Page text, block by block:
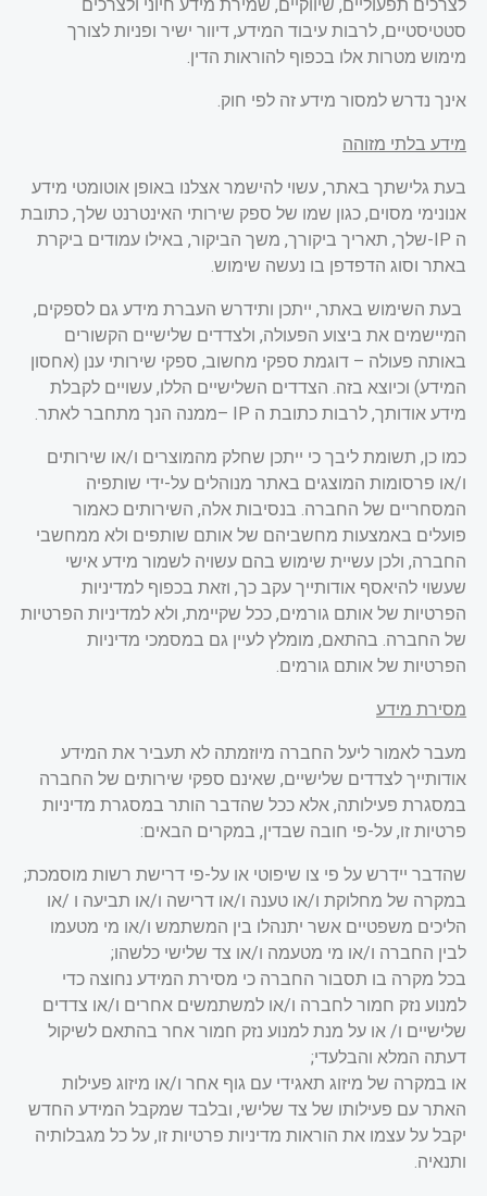
לצרכים תפעוליים, שיווקיים, שמירת מידע חיוני ולצרכים
סטטיסטיים, לרבות עיבוד המידע, דיוור ישיר ופניות לצורך
מימוש מטרות אלו בכפוף להוראות הדין.
אינך נדרש למסור מידע זה לפי חוק.
מידע בלתי מזוהה
בעת גלישתך באתר, עשוי להישמר אצלנו באופן אוטומטי מידע
אנונימי מסוים, כגון שמו של ספק שירותי האינטרנט שלך, כתובת
ה -IPשלך, תאריך ביקורך, משך הביקור, באילו עמודים ביקרת
באתר וסוג הדפדפן בו נעשה שימוש.
בעת השימוש באתר, ייתכן ותידרש העברת מידע גם לספקים,
המיישמים את ביצוע הפעולה,ולצדדים שלישיים הקשורים
באותה פעולה – דוגמת ספקי מחשוב, ספקי שירותי ענן (אחסון
המידע) וכיוצא בזה. הצדדים השלישיים הללו, עשויים לקבלת
מידע אודותך, לרבות כתובת ה – IPממנה הנך מתחבר לאתר.
כמו כן, תשומת ליבך כי ייתכן שחלק מהמוצרים ו/או שירותים
ו/או פרסומות המוצגים באתר מנוהלים על-ידי שותפיה
המסחריים של החברה. בנסיבות אלה, השירותים כאמור
פועלים באמצעות מחשביהם של אותם שותפים ולא ממחשבי
החברה, ולכן עשיית שימוש בהם עשויה לשמור מידע אישי
שעשוי להיאסף אודותייך עקב כך, וזאת בכפוף למדיניות
הפרטיות של אותם גורמים, ככל שקיימת, ולא למדיניות הפרטיות
של החברה. בהתאם, מומלץ לעיין גם במסמכי מדיניות
הפרטיות של אותם גורמים.
מסירת מידע
מעבר לאמור ליעל החברה מיוזמתה לא תעביר את המידע
אודותייך לצדדים שלישיים, שאינם ספקי שירותים של החברה
במסגרת פעילותה, אלא ככל שהדבר הותר במסגרת מדיניות
פרטיות זו, על-פי חובה שבדין, במקרים הבאים:
שהדבר יידרש על פי צו שיפוטי או על-פי דרישת רשות מוסמכת;
במקרה של מחלוקת ו/או טענה ו/או דרישה ו/או תביעה ו /או
הליכים משפטיים אשר יתנהלו בין המשתמש ו/או מי מטעמו
לבין החברה ו/או מי מטעמה ו/או צד שלישי כלשהו;
בכל מקרה בו תסבור החברה כי מסירת המידע נחוצה כדי
למנוע נזק חמור לחברה ו/או למשתמשים אחרים ו/או צדדים
שלישיים ו/ או על מנת למנוע נזק חמור אחר בהתאם לשיקול
דעתה המלא והבלעדי;
או במקרה של מיזוג תאגידי עם גוף אחר ו/או מיזוג פעילות
האתר עם פעילותו של צד שלישי, ובלבד שמקבל המידע החדש
יקבל על עצמו את הוראות מדיניות פרטיות זו, על כל מגבלותיה
ותנאיה.